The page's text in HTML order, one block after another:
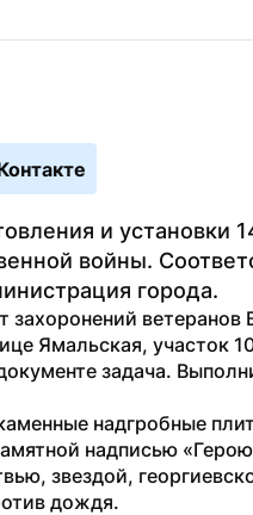
и установки
войны.
города.
захоронений ветеранов
Ямальская, участок
задача.
надгробные
надписью
звездой,
дождя.